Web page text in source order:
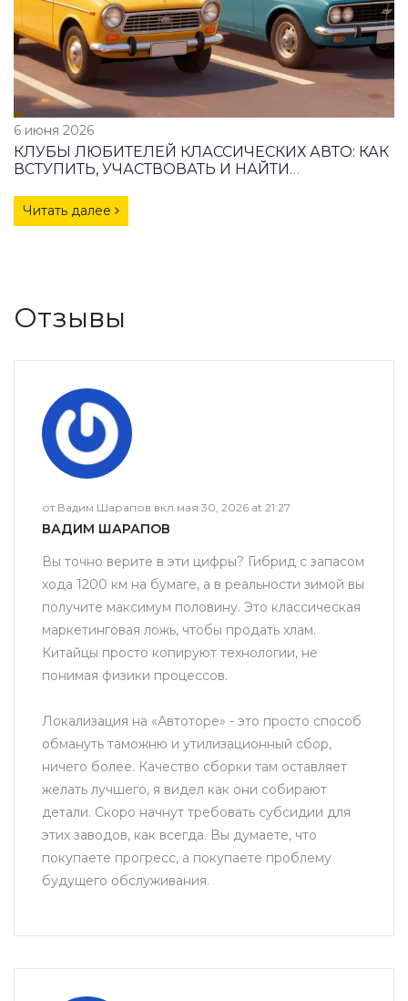
6 июня 2026
КЛУБЫ ЛЮБИТЕЛЕЙ КЛАССИЧЕСКИХ АВТО: КАК
ВСТУПИТЬ, УЧАСТВОВАТЬ И НАЙТИ
Читать далее
Отзывы
от Вадим Шарапов вкл мая 30, 2026 at 21:27
ВАДИМ ШАРАПОВ
Вы точно верите в эти цифры? Гибрид с запасом
хода 1200 км на бумаге, а в реальности зимой вы
получите максимум половину. Это классическая
маркетинговая ложь, чтобы продать хлам.
Китайцы просто копируют технологии, не
понимая физики процессов.
Локализация на «Автоторе» - это просто способ
обмануть таможню и утилизационный сбор,
ничего более. Качество сборки там оставляет
желать лучшего, я видел как они собирают
детали. Скоро начнут требовать субсидии для
этих заводов, как всегда. Вы думаете, что
покупаете прогресс, а покупаете проблему
будущего обслуживания.